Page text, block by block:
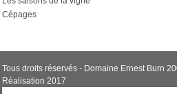
Cépages
Tous droits réservés - Domaine Ernest Burn
Réalisation 2017